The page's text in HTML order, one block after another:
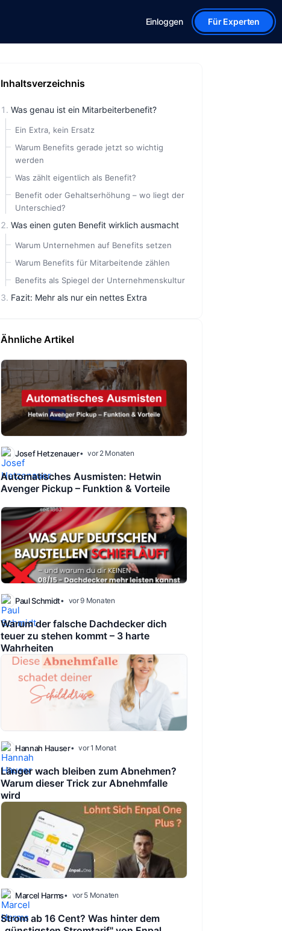
Einloggen Für Experten
Inhaltsverzeichnis
Was genau ist ein Mitarbeiterbenefit?
Ein Extra, kein Ersatz
Warum Benefits gerade jetzt so wichtig
werden
Was zählt eigentlich als Benefit?
Benefit oder Gehaltserhöhung – wo liegt der
Unterschied?
Was einen guten Benefit wirklich ausmacht
Warum Unternehmen auf Benefits setzen
Warum Benefits für Mitarbeitende zählen
Benefits als Spiegel der Unternehmenskultur
Fazit: Mehr als nur ein nettes Extra
Ähnliche Artikel
Josef Hetzenauer vor 2 Monaten
Automatisches Ausmisten: Hetwin
Avenger Pickup – Funktion & Vorteile
Paul Schmidt vor 9 Monaten
Warum der falsche Dachdecker dich
teuer zu stehen kommt – 3 harte
Wahrheiten
Hannah Hauser vor 1 Monat
Länger wach bleiben zum Abnehmen?
Warum dieser Trick zur Abnehmfalle
wird
Marcel Harms vor 5 Monaten
Strom ab 16 Cent? Was hinter dem